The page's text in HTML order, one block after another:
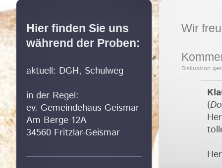
Wir
Diskussion
(
Hier finden Sie uns
während der Proben:
aktuell: DGH, Schulweg
in der Regel:
ev. Gemeindehaus Geismar
Am Berge 12A
34560 Fritzlar-Geismar